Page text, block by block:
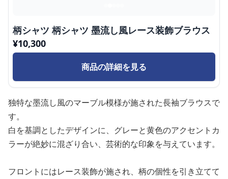
柄シャツ 柄シャツ 墨流し風レース装飾ブラウス
¥10,300
商品の詳細を見る
独特な墨流し風のマーブル模様が施された長袖ブラウスで
す。
白を基調としたデザインに、グレーと黄色のアクセントカ
ラーが絶妙に混ざり合い、芸術的な印象を与えています。
フロントにはレース装飾が施され、柄の個性を引き立てて